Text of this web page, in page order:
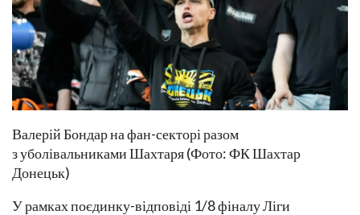
Валерій Бондар на фан-секторі разом
з уболівальниками Шахтаря (Фото: ФК Шахтар
Донецьк)
У рамках поєдинку-відповіді 1/8 фіналу Ліги